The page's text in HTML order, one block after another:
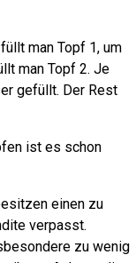
man Topf 1, um
man Topf 2. Je
gefüllt. Der Rest
ist es schon
einen zu
verpasst.
zu wenig